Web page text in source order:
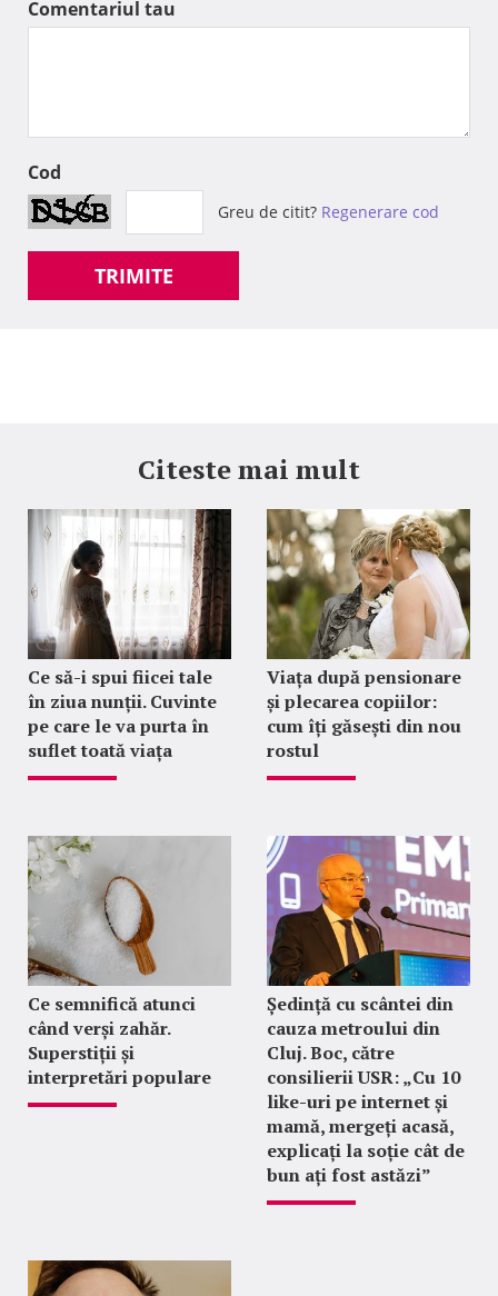
Comentariul tau
Cod
Greu de citit? Regenerare cod
TRIMITE
Citeste mai mult
Ce să-i spui fiicei tale
în ziua nunții. Cuvinte
pe care le va purta în
suflet toată viața
Viața după pensionare
și plecarea copiilor:
cum îți găsești din nou
rostul
Ce semnifică atunci
când verși zahăr.
Superstiții și
interpretări populare
Ședință cu scântei din
cauza metroului din
Cluj. Boc, către
consilierii USR: „Cu 10
like-uri pe internet și
mamă, mergeți acasă,
explicați la soție cât de
bun ați fost astăzi”